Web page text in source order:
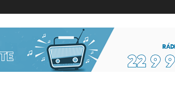
Informações da Figura